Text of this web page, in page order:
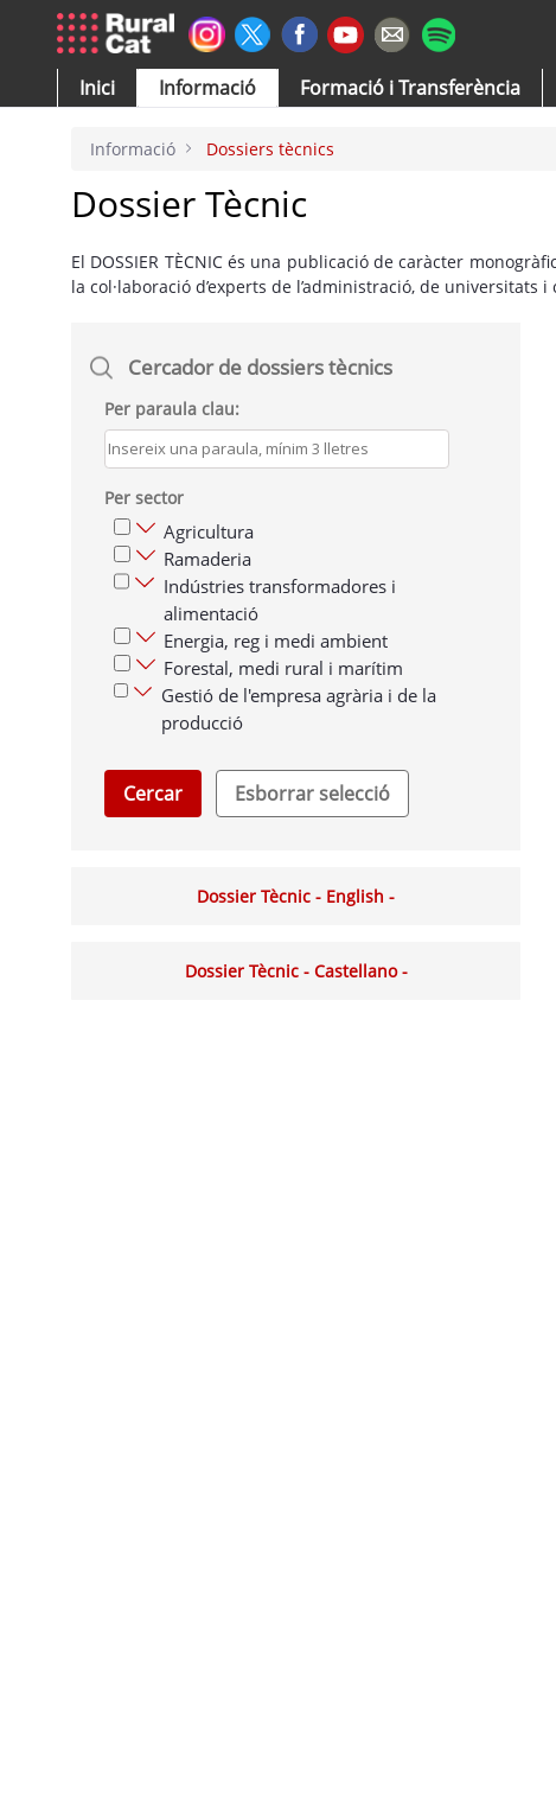
Salta al contingut principal
Inici Informació Formació i Transferència
Informació Dossiers tècnics
Dossier Tècnic
El DOSSIER TÈCNIC és una publicació de caràcter
la col·laboració d’experts de l’administració, de universitats
Cercador de dossiers tècnics
Per paraula clau:
Per sector
Agricultura
Ramaderia
Indústries transformadores i
alimentació
Energia, reg i medi ambient
Forestal, medi rural i marítim
Gestió de l'empresa agrària i de la
producció
Cercar Esborrar selecció
Dossier Tècnic - English -
Dossier Tècnic - Castellano -